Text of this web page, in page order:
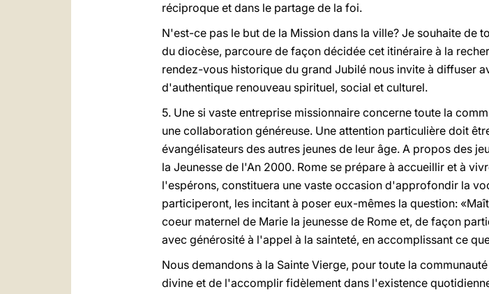
réciproque et dans le partage de la foi.
N'est-ce pas le but de la Mission dans la ville? Je souhaite de
du diocèse, parcoure de façon décidée cet itinéraire à la
rendez-vous historique du grand Jubilé nous invite à diffuser
d'authentique renouveau spirituel, social et culturel.
5. Une si vaste entreprise missionnaire concerne toute la
une collaboration généreuse. Une attention particulière doit
évangélisateurs des autres jeunes de leur âge. A propos des
la Jeunesse de l'An 2000. Rome se prépare à accueillir et à
l'espérons, constituera une vaste occasion d'approfondir la
participeront, les incitant à poser eux-mêmes la question:
coeur maternel de Marie la jeunesse de Rome et, de façon
avec générosité à l'appel à la sainteté, en accomplissant ce
Nous demandons à la Sainte Vierge, pour toute la
divine et de l'accomplir fidèlement dans l'existence